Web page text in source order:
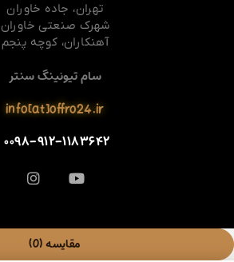
تهران، جاده خاوران
شهرک صنعتی خاوران
آهنکاران، کوچه پنجم
سام تیونینگ سنتر
info[at]offro24.ir
۰۰۹۸-۹۱۲-۱۱۸۳۶۴۲
مقایسه(0)